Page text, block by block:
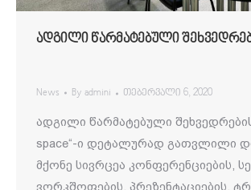
ადგილი წარმატებული
News By admini თებერვალი 6, 2020
ადგილი წარმატებული
space“-ი დეტალურად გათვლილი
მქონე სივრცეა კონფერენციების,
ვორკშოფების, პრეზენტაციების,